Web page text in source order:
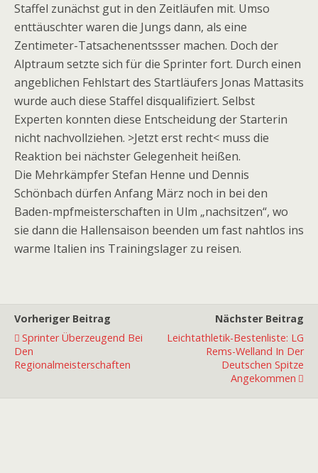
Staffel zunächst gut in den Zeitläufen mit. Umso
enttäuschter waren die Jungs dann, als eine
Zentimeter-Tatsachenentssser machen. Doch der
Alptraum setzte sich für die Sprinter fort. Durch einen
angeblichen Fehlstart des Startläufers Jonas Mattasits
wurde auch diese Staffel disqualifiziert. Selbst
Experten konnten diese Entscheidung der Starterin
nicht nachvollziehen. >Jetzt erst recht< muss die
Reaktion bei nächster Gelegenheit heißen.
Die Mehrkämpfer Stefan Henne und Dennis
Schönbach dürfen Anfang März noch in bei den
Baden-mpfmeisterschaften in Ulm „nachsitzen“, wo
sie dann die Hallensaison beenden um fast nahtlos ins
warme Italien ins Trainingslager zu reisen.
Vorheriger Beitrag
Sprinter Überzeugend Bei
Den
Regionalmeisterschaften
Nächster Beitrag
Leichtathletik-Bestenliste: LG
Rems-Welland In Der
Deutschen Spitze
Angekommen